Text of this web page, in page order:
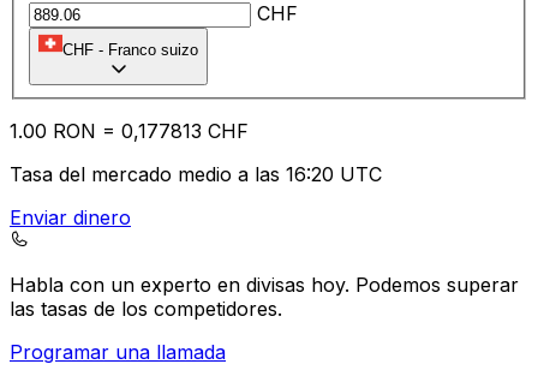
CHF
CHF - Franco suizo
1.00 RON = 0,177813 CHF
Tasa del mercado medio a las 16:20 UTC
Enviar dinero
Habla con un experto en divisas hoy. Podemos superar
las tasas de los competidores.
Programar una llamada